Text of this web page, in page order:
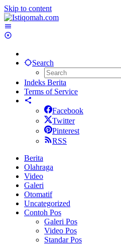
Skip to content
Search
Indeks Berita
Terms of Service
Facebook
Twitter
Pinterest
RSS
Berita
Olahraga
Video
Galeri
Otomatif
Uncategorized
Contoh Pos
Galeri Pos
Video Pos
Standar Pos